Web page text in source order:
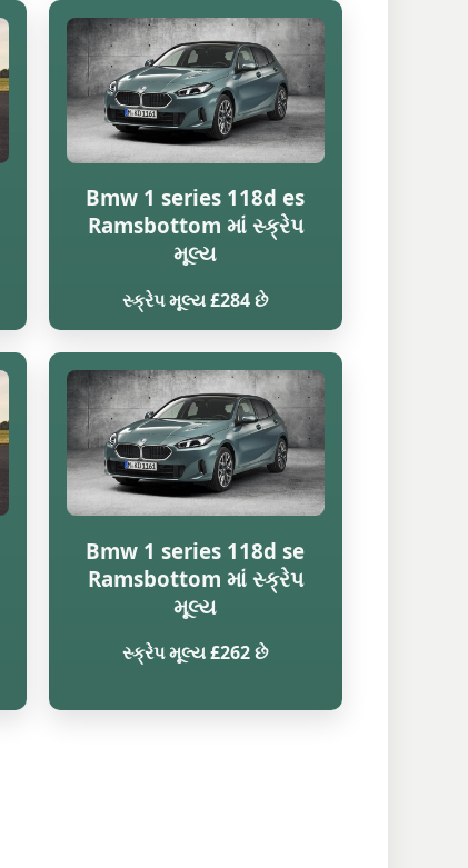
Bmw 1 series 118d es
Ramsbottom માં સ્ક્રેપ
મૂલ્ય
સ્ક્રેપ મૂલ્ય £284 છે
Bmw 1 series 118d se
Ramsbottom માં સ્ક્રેપ
મૂલ્ય
સ્ક્રેપ મૂલ્ય £262 છે